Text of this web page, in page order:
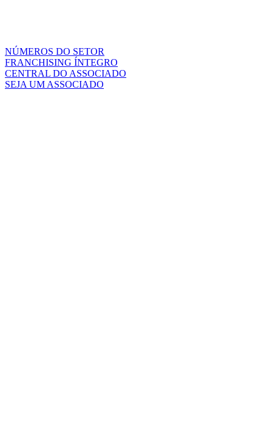
NÚMEROS DO SETOR
FRANCHISING ÍNTEGRO
CENTRAL DO ASSOCIADO
SEJA UM ASSOCIADO